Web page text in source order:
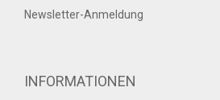
Newsletter-Anmeldung
INFORMATIONEN